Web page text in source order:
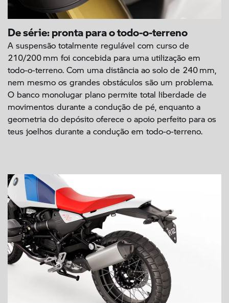
De série: pronta para o todo-o-terreno
A suspensão totalmente regulável com curso de
210/200 mm foi concebida para uma utilização em
todo-o-terreno. Com uma distância ao solo de 240 mm,
nem mesmo os grandes obstáculos são um problema.
O banco monolugar plano permite total liberdade de
movimentos durante a condução de pé, enquanto a
geometria do depósito oferece o apoio perfeito para os
teus joelhos durante a condução em todo-o-terreno.